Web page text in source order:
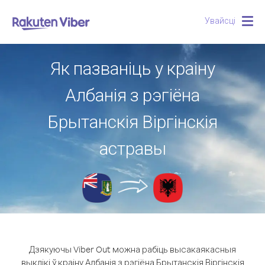
Увайсці
Як пазваніць у краіну
Албанія з рэгіёна
Брытанскія Віргінскія
астравы
Дзякуючы Viber Out можна рабіць высакаякасныя
выклікі ў краіну Албанія з рэгіёна Брытанскія Віргінскія